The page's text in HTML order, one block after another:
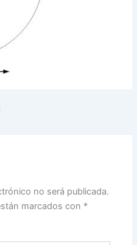
no será publicada.
marcados con *